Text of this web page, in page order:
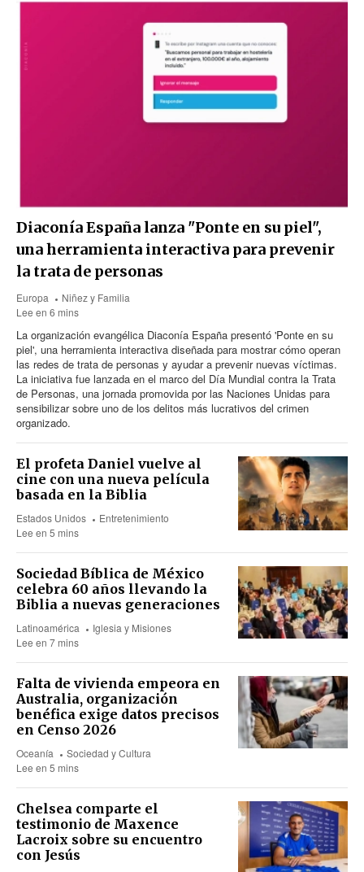
Diaconía España lanza "Ponte en su piel",
una herramienta interactiva para prevenir
la trata de personas
Europa
Niñez y Familia
Lee en 6 mins
La organización evangélica Diaconía España presentó 'Ponte en su
piel', una herramienta interactiva diseñada para mostrar cómo operan
las redes de trata de personas y ayudar a prevenir nuevas víctimas.
La iniciativa fue lanzada en el marco del Día Mundial contra la Trata
de Personas, una jornada promovida por las Naciones Unidas para
sensibilizar sobre uno de los delitos más lucrativos del crimen
organizado.
El profeta Daniel vuelve al
cine con una nueva película
basada en la Biblia
Estados Unidos
Entretenimiento
Lee en 5 mins
Sociedad Bíblica de México
celebra 60 años llevando la
Biblia a nuevas generaciones
Latinoamérica
Iglesia y Misiones
Lee en 7 mins
Falta de vivienda empeora en
Australia, organización
benéfica exige datos precisos
en Censo 2026
Oceanía
Sociedad y Cultura
Lee en 5 mins
Chelsea comparte el
testimonio de Maxence
Lacroix sobre su encuentro
con Jesús